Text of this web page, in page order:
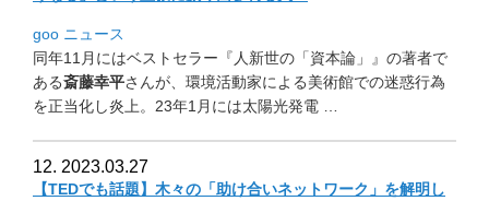
goo ニュース
同年11月にはベストセラー『人新世の「資本論」』の著者で
ある斎藤幸平さんが、 環境活動家による美術館での迷惑行為
を正当化し炎上。 23年1月には太陽光発電 …
12. 2023.03.27
【TEDでも話題】木々の「助け合いネットワーク」 を解明し